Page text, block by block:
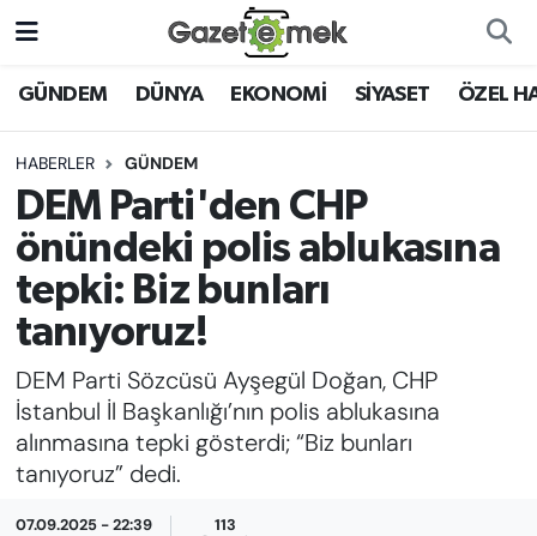
GÜNDEM DÜNYA EKONOMİ SİYASET ÖZEL
HABERLER GÜNDEM
DEM Parti'den CHP
önündeki polis ablukasına
tepki: Biz bunları
tanıyoruz!
DEM Parti Sözcüsü Ayşegül Doğan, CHP
İstanbul İl Başkanlığı’nın polis ablukasına
alınmasına tepki gösterdi; “Biz bunları
tanıyoruz” dedi.
07.09.2025 - 22:39 113
DÜNYA
EKONOMİ
EMEK HABERLERİ
YENİ MEDYADA EMEK
GAZETECİLİĞİNİ GELİŞTİRMEK
FAYDALI BİLGİLER
GÜNDEM
EĞİTİM
Nöbetçi Eczaneler
Hava Durumu
İstanbul Namaz Vakitleri
Trafik Durumu
Süper Lig Puan Durumu ve Fikstür
Tüm Manşetler
Son Dakika Haberleri
Haber Arşivi